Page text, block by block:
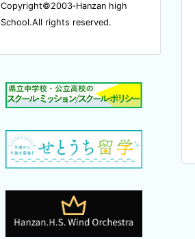
Copyright©2003‐Hanzan high
School.All rights reserved.